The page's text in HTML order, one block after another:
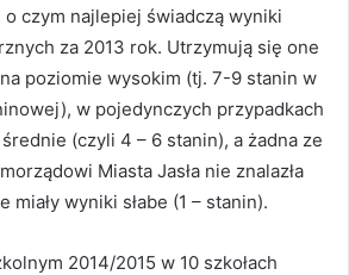
o czym najlepiej świadczą wyniki
za 2013 rok. Utrzymują się one
poziomie wysokim (tj. 7-9 stanin w
w pojedynczych przypadkach
(czyli 4 – 6 stanin), a żadna ze
Miasta Jasła nie znalazła
wyniki słabe (1 – stanin).
2014/2015 w 10 szkołach